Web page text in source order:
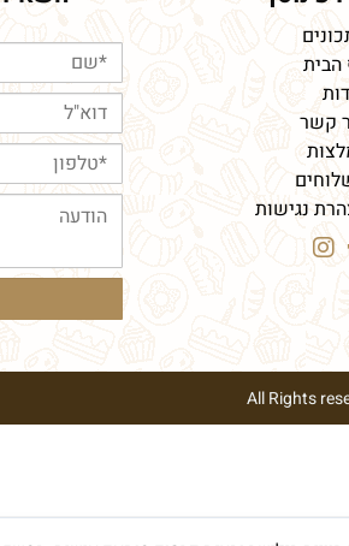
הבית
קשר
נגישות